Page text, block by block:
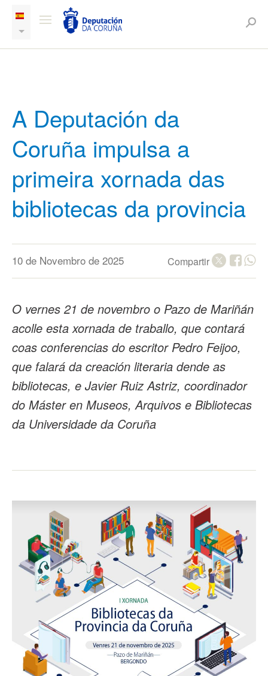
A Deputación da
Coruña impulsa a
primeira xornada das
bibliotecas da provincia
10 de Novembro de 2025 Compartir
O vernes 21 de novembro o Pazo de Mariñán
acolle esta xornada de traballo, que contará
coas conferencias do escritor Pedro Feijoo,
que falará da creación literaria dende as
bibliotecas, e Javier Ruiz Astriz, coordinador
do Máster en Museos, Arquivos e Bibliotecas
da Universidade da Coruña